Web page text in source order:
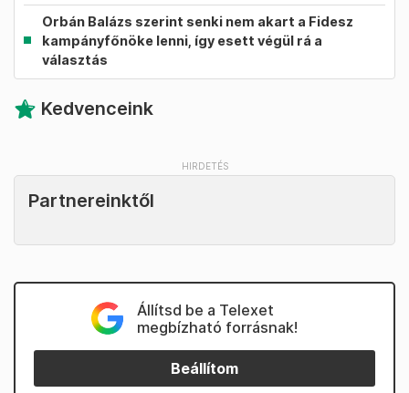
Orbán Balázs szerint senki nem akart a Fidesz
kampányfőnöke lenni, így esett végül rá a
választás
Kedvenceink
Partnereinktől
Állítsd be a Telexet
megbízható forrásnak!
Beállítom